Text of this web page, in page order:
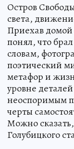
Остров
света,
Приехав
понял, что
словам,
поэтический
метафор и
уровне
неоспоримым
черты
Можно
Голубицкого